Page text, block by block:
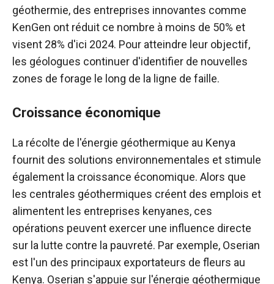
géothermie, des entreprises innovantes comme
KenGen ont réduit ce nombre à moins de 50% et
visent 28% d'ici 2024. Pour atteindre leur objectif,
les géologues continuer d'identifier de nouvelles
zones de forage le long de la ligne de faille.
Croissance économique
La récolte de l'énergie géothermique au Kenya
fournit des solutions environnementales et stimule
également la croissance économique. Alors que
les centrales géothermiques créent des emplois et
alimentent les entreprises kenyanes, ces
opérations peuvent exercer une influence directe
sur la lutte contre la pauvreté. Par exemple, Oserian
est l'un des principaux exportateurs de fleurs au
Kenya. Oserian s'appuie sur l'énergie géothermique